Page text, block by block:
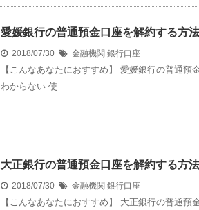
愛媛銀行の普通預金口座を解約する方法
2018/07/30 金融機関 銀行口座
【こんなあなたにおすすめ】 愛媛銀行の普通預
わからない 使 …
大正銀行の普通預金口座を解約する方法
2018/07/30 金融機関 銀行口座
【こんなあなたにおすすめ】 大正銀行の普通預